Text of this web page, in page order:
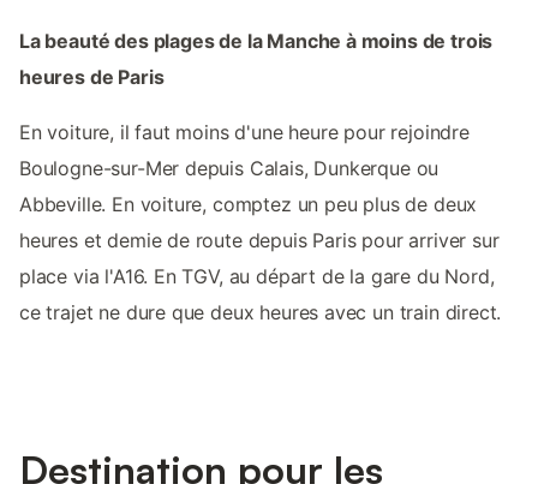
La beauté des plages de la Manche à moins de trois
heures de Paris
En voiture, il faut moins d'une heure pour rejoindre
Boulogne-sur-Mer depuis Calais, Dunkerque ou
Abbeville. En voiture, comptez un peu plus de deux
heures et demie de route depuis Paris pour arriver sur
place via l'A16. En TGV, au départ de la gare du Nord,
ce trajet ne dure que deux heures avec un train direct.
Destination pour les